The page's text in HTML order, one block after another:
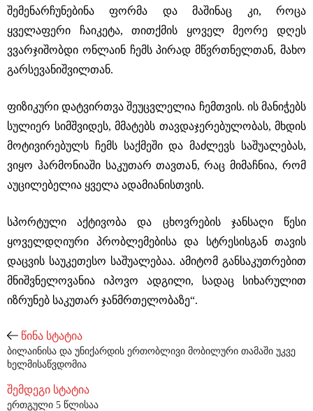
შემენარჩუნებინა ფორმა და მაშინაც კი, როცა
ყველაფერი ჩაიკეტა, თითქმის ყოველ მეორე დღეს
ვვარჯიშობდი ონლაინ ჩემს პირად მწვრთნელთან, მახო
გარსევანიშვილთან.
ფიზიკური დატვირთვა შეუცვლელია ჩემთვის. ის მანიჭებს
სულიერ სიმშვიდეს, მმატებს თავდაჯერებულობას, მხდის
მოტივირებულს ჩემს საქმეში და მაძლევს საშუალებას,
ვიყო ჰარმონიაში საკუთარ თავთან, რაც მიმაჩნია, რომ
აუცილებელია ყველა ადამიანისთვის.
სპორტული აქტივობა და ცხოვრების ჯანსაღი წესი
ყოველდღიური პრობლემებისა და სტრესისგან თავის
დაცვის საუკეთესო საშუალებაა. ამიტომ განსაკუთრებით
მნიშვნელოვანია იპოვო ადგილი, სადაც სიხარულით
იზრუნებ საკუთარ ჯანმრთელობაზე“.
წინა სტატია
ბილაინისა და უნიქარდის ერთობლივი მობილური თამაში უკვე
ხელმისაწვდომია
შემდეგი სტატია
ერთგული 5 წლისაა